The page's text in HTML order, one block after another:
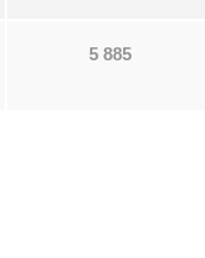
5 885